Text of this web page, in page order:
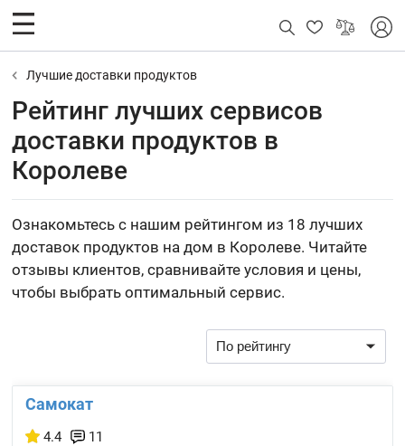
Лучшие доставки продуктов
Рейтинг лучших сервисов
доставки продуктов в
Королеве
Ознакомьтесь с нашим рейтингом из 18 лучших
доставок продуктов на дом в Королеве. Читайте
отзывы клиентов, сравнивайте условия и цены,
чтобы выбрать оптимальный сервис.
Самокат
4.4 11